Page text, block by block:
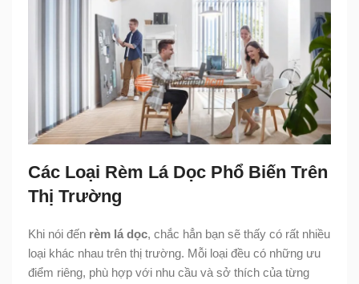
Các Loại Rèm Lá Dọc Phổ Biến Trên
Thị Trường
Khi nói đến rèm lá dọc, chắc hẳn bạn sẽ thấy có rất nhiều
loại khác nhau trên thị trường. Mỗi loại đều có những ưu
điểm riêng, phù hợp với nhu cầu và sở thích của từng